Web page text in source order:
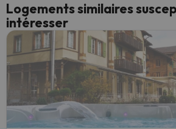
Logements similaires
intéresser